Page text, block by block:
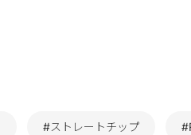
#ストレートチップ